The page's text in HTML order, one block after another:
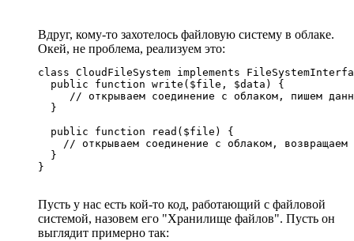
Вдруг, кому-то захотелось файловую систему в облаке.
Окей, не проблема, реализуем это:
class CloudFileSystem implements
  public function write($file, $data) {
// открываем соединение с облаком, пишем
  }
  public function read($file) {
// открываем соединение с облаком, возвращаем
  }
}
Пусть у нас есть кой-то код, работающий с файловой
системой, назовем его "Хранилище файлов". Пусть он
выглядит примерно так: